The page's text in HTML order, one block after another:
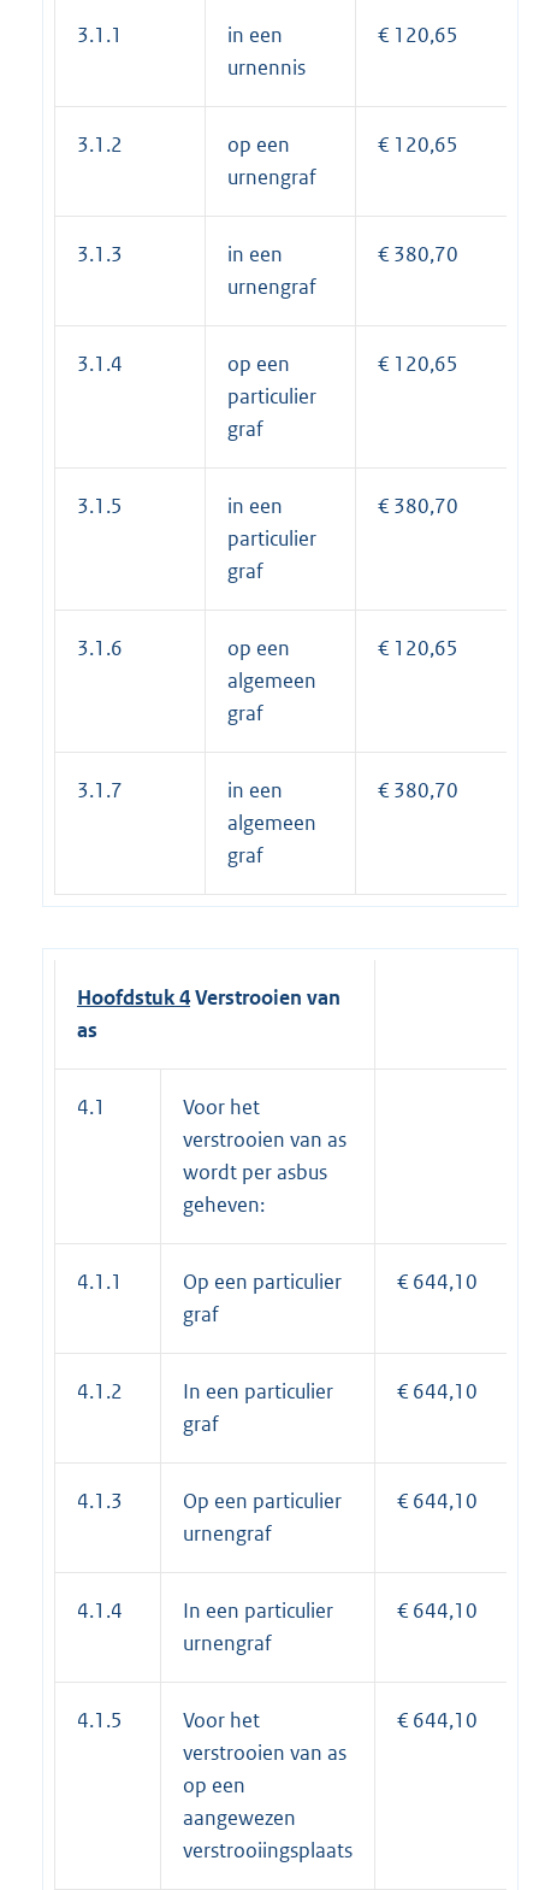
3.1.1
in een
urnennis
€ 120,65
3.1.2
op een
urnengraf
€ 120,65
3.1.3
in een
urnengraf
€ 380,70
3.1.4
op een
particulier
graf
€ 120,65
3.1.5
in een
particulier
graf
€ 380,70
3.1.6
op een
algemeen
graf
€ 120,65
3.1.7
in een
algemeen
graf
€ 380,70
Hoofdstuk 4Verstrooien van
as
4.1
Voor het
verstrooien van as
wordt per asbus
geheven:
4.1.1
Op een particulier
graf
€ 644,10
4.1.2
In een particulier
graf
€ 644,10
4.1.3
Op een particulier
urnengraf
€ 644,10
4.1.4
In een particulier
urnengraf
€ 644,10
4.1.5
Voor het
verstrooien van as
op een
aangewezen
verstrooiingsplaats
€ 644,10